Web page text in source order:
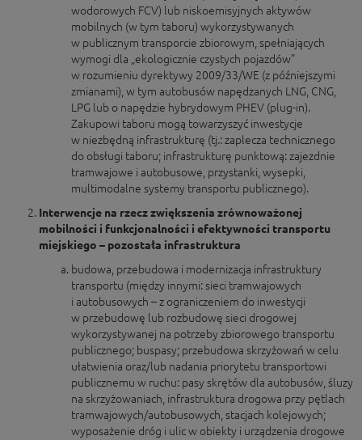
wodorowych FCV) lub niskoemisyjnych aktywów
mobilnych (w tym taboru) wykorzystywanych
w publicznym transporcie zbiorowym, spełniających
wymogi dla „ekologicznie czystych pojazdów”
w rozumieniu dyrektywy 2009/33/WE (z późniejszymi
zmianami), w tym autobusów napędzanych LNG, CNG,
LPG lub o napędzie hybrydowym PHEV (plug-in).
Zakupowi taboru mogą towarzyszyć inwestycje
w niezbędną infrastrukturę (tj.: zaplecza technicznego
do obsługi taboru; infrastrukturę punktową: zajezdnie
tramwajowe i autobusowe, przystanki, wysepki,
multimodalne systemy transportu publicznego).
Interwencje na rzecz zwiększenia zrównoważonej
mobilności i funkcjonalności i efektywności transportu
miejskiego – pozostała infrastruktura
budowa, przebudowa i modernizacja infrastruktury
transportu (między innymi: sieci tramwajowych
i autobusowych – z ograniczeniem do inwestycji
w przebudowę lub rozbudowę sieci drogowej
wykorzystywanej na potrzeby zbiorowego transportu
publicznego; buspasy; przebudowa skrzyżowań w celu
ułatwienia oraz/lub nadania priorytetu transportowi
publicznemu w ruchu: pasy skrętów dla autobusów, śluzy
na skrzyżowaniach, infrastruktura drogowa przy pętlach
tramwajowych/autobusowych, stacjach kolejowych;
wyposażenie dróg i ulic w obiekty i urządzenia drogowe